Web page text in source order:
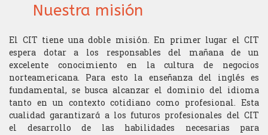
Entrevista
Prueba de càlculo
Test de Inglés
Financiamientos
Investigaciòn
Finanzas conductuales
Hard finanzas
La orientación del polo
La enseñenza
Curso de decodificación
Geopolítica
Informática
Trading
Análisis técnico
Competiciòn y desafíos
Reconocimiento academico
Reconocimiento profesional
Carrera
Analista financiero
Economista
Estructurador
Funciones anexas
Recursos
Blog
Contacto
Nuestra misión
El CIT tiene una doble misión. En primer lugar el CIT
espera dotar a los responsables del mañana de un
excelente conocimiento en la cultura de negocios
norteamericana. Para esto la enseñanza del inglés es
fundamental, se busca alcanzar el dominio del idioma
tanto en un contexto cotidiano como profesional. Esta
cualidad garantizará a los futuros profesionales del CIT
el desarrollo de las habilidades necesarias para